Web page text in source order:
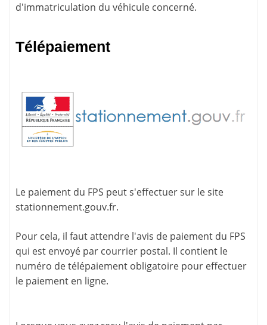
d'immatriculation du véhicule concerné.
Télépaiement
Le paiement du FPS peut s'effectuer sur le site
stationnement.gouv.fr.
Pour cela, il faut attendre l'avis de paiement du FPS
qui est envoyé par courrier postal. Il contient le
numéro de télépaiement obligatoire pour effectuer
le paiement en ligne.